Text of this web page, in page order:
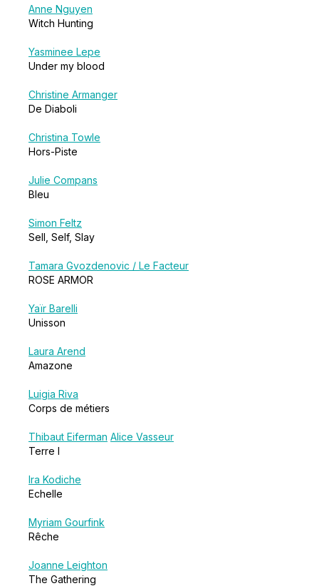
Anne Nguyen
Witch Hunting
Yasminee Lepe
Under my blood
Christine Armanger
De Diaboli
Christina Towle
Hors-Piste
Julie Compans
Bleu
Simon Feltz
Sell, Self, Slay
Tamara Gvozdenovic / Le Facteur
ROSE ARMOR
Yaïr Barelli
Unisson
Laura Arend
Amazone
Luigia Riva
Corps de métiers
Thibaut Eiferman Alice Vasseur
Terre I
Ira Kodiche
Echelle
Myriam Gourfink
Rêche
Joanne Leighton
The Gathering